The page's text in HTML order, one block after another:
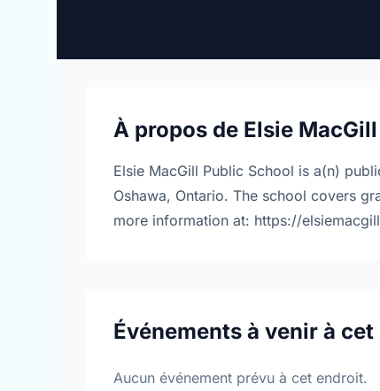
À propos de Elsie
Elsie MacGill Public School is a(n)
Oshawa, Ontario. The school covers
more information at: https://
Événements à venir à
Aucun événement prévu à cet endroit.